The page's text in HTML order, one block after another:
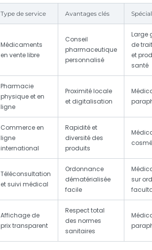
Type de service Avantages clés
Médicaments
en vente libre
Conseil
pharmaceutique
personnalisé
Large
de
et
santé
Pharmacie
physique et en
ligne
Proximité locale
et digitalisation
Commerce en
ligne
international
Rapidité et
diversité des
produits
Téléconsultation
et suivi médical
Ordonnance
dématérialisée
facile
sur
Affichage de
prix transparent
Respect total
des normes
sanitaires